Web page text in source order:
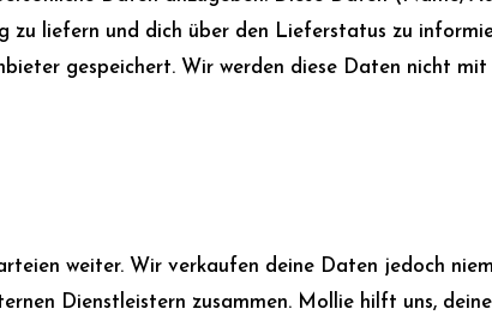
zu liefern und dich über den Lieferstatus zu
gespeichert. Wir werden diese Daten nicht mit
weiter. Wir verkaufen deine Daten jedoch
Dienstleistern zusammen. Mollie hilft uns,